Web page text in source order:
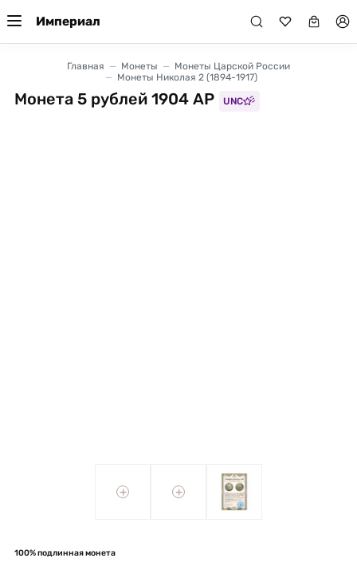
Империал
Главная Монеты
Монеты Царской России
Монеты Николая 2 (1894-1917)
Монета 5 рублей 1904 АР UNC
+ +
100% подлинная монета